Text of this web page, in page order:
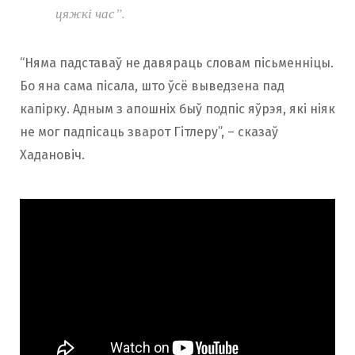
цяжкі час”.
“Няма падставаў не давяраць словам пісьменніцы.
Бо яна сама пісала, што ўсё выведзена пад
капірку. Адным з апошніх быў подпіс яўрэя, які ніяк
не мог падпісаць зварот Гітлеру”, – сказаў
Хадановіч.